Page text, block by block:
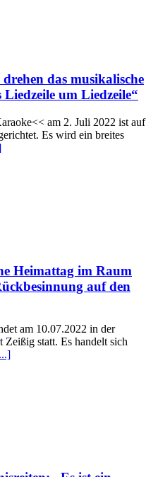
das musikalische
um Liedzeile“
am 2. Juli 2022 ist auf
Es wird ein breites
Heimattag im Raum
auf den
am 10.07.2022 in der
statt. Es handelt sich